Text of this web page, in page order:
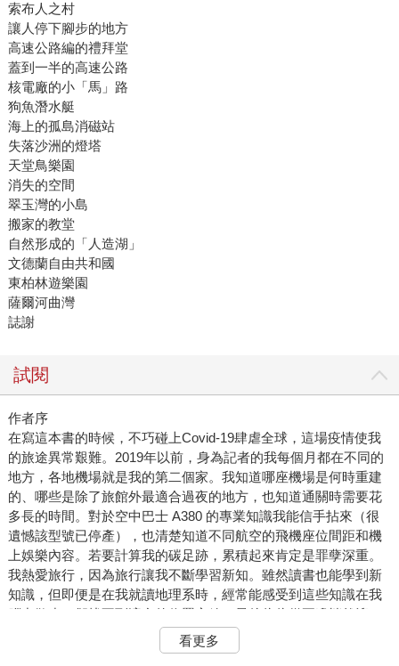
索布人之村
讓人停下腳步的地方
高速公路編的禮拜堂
蓋到一半的高速公路
核電廠的小「馬」路
狗魚潛水艇
海上的孤島消磁站
失落沙洲的燈塔
天堂鳥樂園
消失的空間
翠玉灣的小島
搬家的教堂
自然形成的「人造湖」
文德蘭自由共和國
東柏林遊樂園
薩爾河曲灣
誌謝
試閱
作者序
在寫這本書的時候，不巧碰上Covid-19肆虐全球，這場疫情使我
的旅途異常艱難。2019年以前，身為記者的我每個月都在不同的
地方，各地機場就是我的第二個家。我知道哪座機場是何時重建
的、哪些是除了旅館外最適合過夜的地方，也知道通關時需要花
多長的時間。對於空中巴士 A380 的專業知識我能信手拈來（很
遺憾該型號已停產），也清楚知道不同航空的飛機座位間距和機
上娛樂內容。若要計算我的碳足跡，累積起來肯定是罪孽深重。
我熱愛旅行，因為旅行讓我不斷學習新知。雖然讀書也能學到新
知識，但即便是在我就讀地理系時，經常能感受到這些知識在我
腦中散步，卻找不到適合的位置安放，最後往往從耳邊悄然溜
走。然而，當我踏上旅程，在許多地方遇見不同的人，聽他們和
我訴說他們的生活經歷、如何受到成長環境的塑造，又怎麼努力
看更多